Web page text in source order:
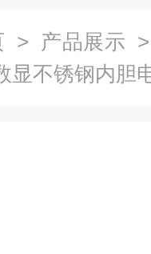
> 产品展示
显不锈钢内胆